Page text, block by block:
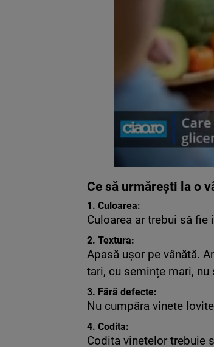
Ce să urmărești la o
1. Culoarea:
Culoarea ar trebui să fie
2. Textura:
Apasă ușor pe vânătă.
tari, cu semințe mari, nu
3. Fără defecte:
Nu cumpăra vinete
4. Codita:
Codita vinetelor trebuie